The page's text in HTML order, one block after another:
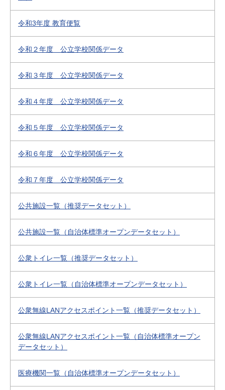
令和3年度 教育便覧
令和２年度 公立学校関係データ
令和３年度 公立学校関係データ
令和４年度 公立学校関係データ
令和５年度 公立学校関係データ
令和６年度 公立学校関係データ
令和７年度 公立学校関係データ
公共施設一覧（推奨データセット）
公共施設一覧（自治体標準オープンデータセット）
公衆トイレ一覧（推奨データセット）
公衆トイレ一覧（自治体標準オープンデータセット）
公衆無線LANアクセスポイント一覧（推奨データセット）
公衆無線LANアクセスポイント一覧（自治体標準オープン
データセット）
医療機関一覧（自治体標準オープンデータセット）